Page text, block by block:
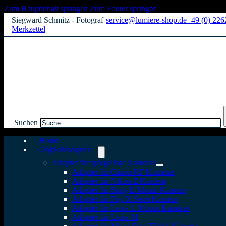
Zum Hauptinhalt springen Zum Footer springen
Siegward Schmitz - Fotograf service@lumiere-shop.de+49 (0)
Merkzettel
Suchen
Home
Objektivadapter
Adapter für spiegellose Kameras
Adapter für Canon RF Kameras
Adapter für Nikon Z Kamera
Adapter für Sony-E Mount Kamera
Adapter für Fuji X-Serie Kamera
Adapter für Leica L-Mount Kameras
Adapter für Leica M